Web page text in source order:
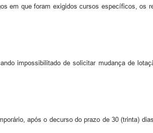
em que foram exigidos cursos específicos, os
impossibilitado de solicitar mudança de
após o decurso do prazo de 30 (trinta)